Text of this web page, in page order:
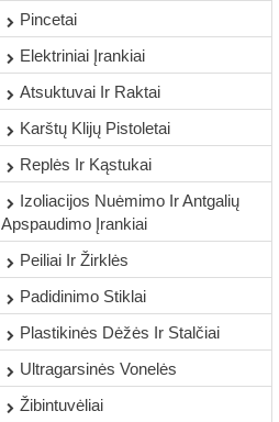
Pincetai
Elektriniai Įrankiai
Atsuktuvai Ir Raktai
Karštų Klijų Pistoletai
Replės Ir Kąstukai
Izoliacijos Nuėmimo Ir Antgalių
Apspaudimo Įrankiai
Peiliai Ir Žirklės
Padidinimo Stiklai
Plastikinės Dėžės Ir Stalčiai
Ultragarsinės Vonelės
Žibintuvėliai